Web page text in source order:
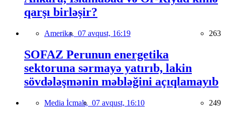
qarşı birləşir?
Amerika, 07 avqust, 16:19 263
SOFAZ Perunun energetika
sektoruna sərmayə yatırıb, lakin
sövdələşmənin məbləğini açıqlamayıb
Media İcmalı, 07 avqust, 16:10 249